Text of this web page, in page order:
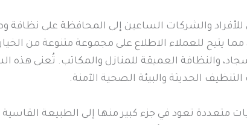
والشركات الساعين إلى المحافظة على
يتيح للعملاء الاطلاع على مجموعة متنوعة من
والنظافة العميقة للمنازل والمكاتب. تُعنى هذه
الحديثة والبيئة الصحية الآمنة.
متعددة تعود في جزء كبير منها إلى الطبيعة